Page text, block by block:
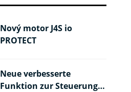
Nový motor J4S io
PROTECT
Neue verbesserte
Funktion zur Steuerung